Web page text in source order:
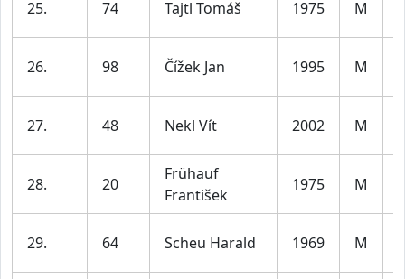
25. 74 Tajtl Tomáš 1975 M
26. 98 Čížek Jan 1995 M
27. 48 Nekl Vít 2002 M
28. 20
Frühauf
František
1975 M
29. 64 Scheu Harald 1969 M